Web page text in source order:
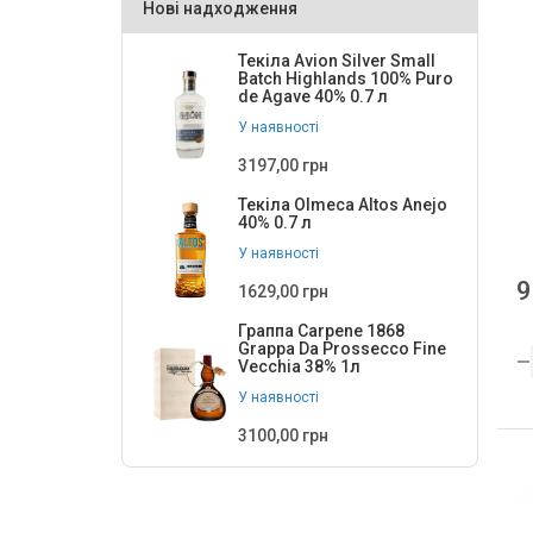
Малятко
Оболонь
Петриківськ
ТМ ХЕЛС ПАВЕР
Нові надходження
Текіла Avion Silver Small
Batch Highlands 100% Puro
de Agave 40% 0.7 л
У наявності
3197,00 грн
Текіла Olmeca Altos Anejo
40% 0.7 л
У наявності
1629,00 грн
Граппа Carpene 1868
Grappa Da Prossecco Fine
Vecchia 38% 1л
У наявності
3100,00 грн